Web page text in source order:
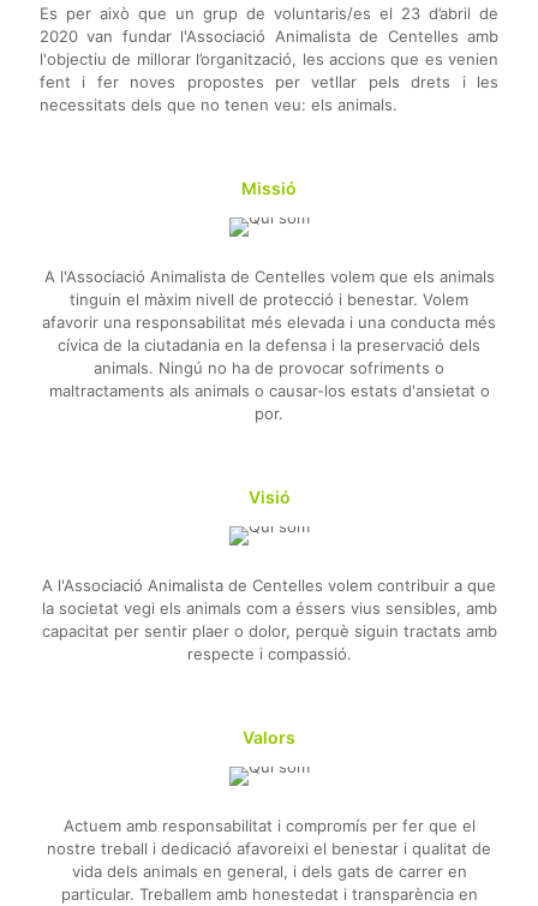
Es per això que un grup de voluntaris/es el 23 d’abril de
2020 van fundar l'Associació Animalista de Centelles amb
l'objectiu de millorar l’organització, les accions que es venien
fent i fer noves propostes per vetllar pels drets i les
necessitats dels que no tenen veu: els animals.
Missió
A l'Associació Animalista de Centelles volem que els animals
tinguin el màxim nivell de protecció i benestar. Volem
afavorir una responsabilitat més elevada i una conducta més
cívica de la ciutadania en la defensa i la preservació dels
animals. Ningú no ha de provocar sofriments o
maltractaments als animals o causar-los estats d'ansietat o
por.
Visió
A l'Associació Animalista de Centelles volem contribuir a que
la societat vegi els animals com a éssers vius sensibles, amb
capacitat per sentir plaer o dolor, perquè siguin tractats amb
respecte i compassió.
Valors
Actuem amb responsabilitat i compromís per fer que el
nostre treball i dedicació afavoreixi el benestar i qualitat de
vida dels animals en general, i dels gats de carrer en
particular. Treballem amb honestedat i transparència en